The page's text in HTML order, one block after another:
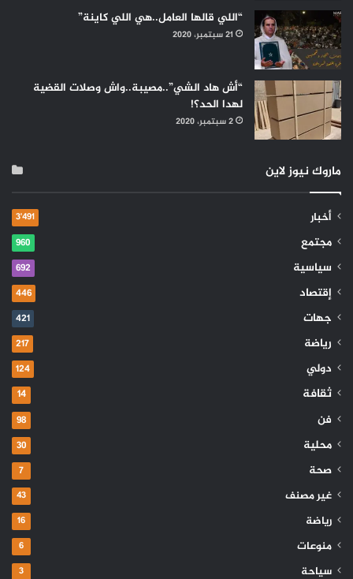
“اللي قالها العامل..هي اللي كاينة”
21 سبتمبر، 2020
“أش هاد الشي”..مصيبة..واش وصلات القضية
لهدا الحد؟!
2 سبتمبر، 2020
ماروك نيوز لاين
أخبار 3٬491
مجتمع 960
سياسية 692
إقتصاد 446
جهات 421
رياضة 217
دولي 124
ثقافة 14
فن 98
محلية 30
صحة 7
غير مصنف 43
رياضة 16
منوعات 6
سياحة 3